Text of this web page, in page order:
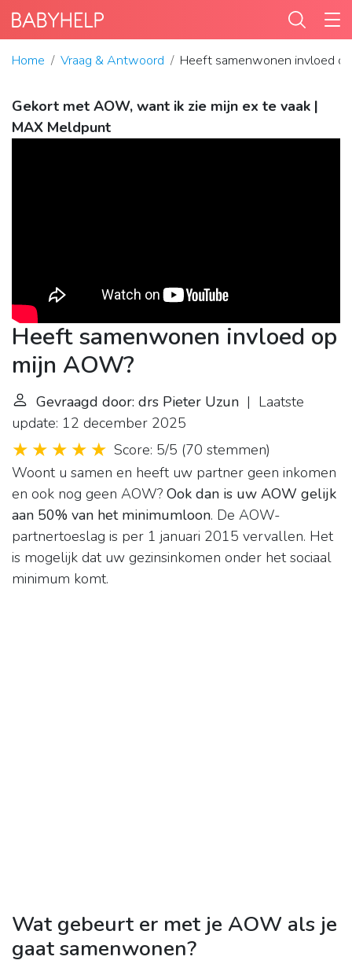
Home Vraag & Antwoord Heeft samenwonen invloed
Gekort met AOW, want ik zie mijn ex te vaak |
MAX Meldpunt
Heeft samenwonen invloed op
mijn AOW?
Gevraagd door: drs Pieter Uzun | Laatste
update: 12 december 2025
Score: 5/5 (70 stemmen)
Woont u samen en heeft uw partner geen inkomen
en ook nog geen AOW? Ook dan is uw AOW gelijk
aan 50% van het minimumloon. De AOW-
partnertoeslag is per 1 januari 2015 vervallen. Het
is mogelijk dat uw gezinsinkomen onder het sociaal
minimum komt.
Wat gebeurt er met je AOW als je
gaat samenwonen?